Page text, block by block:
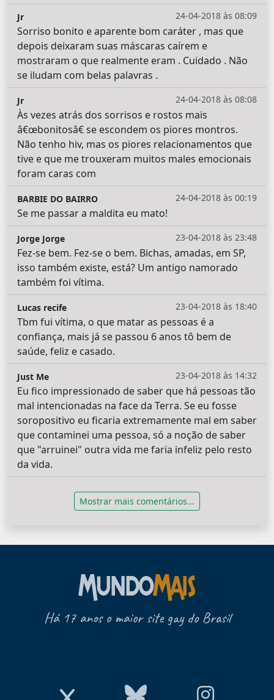
24-04-2018 às 08:09
Jr
Sorriso bonito e aparente bom caráter , mas que
depois deixaram suas máscaras caírem e
mostraram o que realmente eram . Cuidado . Não
se iludam com belas palavras .
24-04-2018 às 08:08
Jr
Às vezes atrás dos sorrisos e rostos mais
â€œbonitosâ€ se escondem os piores montros.
Não tenho hiv, mas os piores relacionamentos que
tive e que me trouxeram muitos males emocionais
foram caras com
24-04-2018 às 00:19
BARBIE DO BAIRRO
Se me passar a maldita eu mato!
23-04-2018 às 23:48
Jorge Jorge
Fez-se bem. Fez-se o bem. Bichas, amadas, em SP,
isso também existe, está? Um antigo namorado
também foi vítima.
23-04-2018 às 18:40
Lucas recife
Tbm fui vítima, o que matar as pessoas é a
confiança, mais já se passou 6 anos tô bem de
saúde, feliz e casado.
23-04-2018 às 14:32
Just Me
Eu fico impressionado de saber que há pessoas tão
mal intencionadas na face da Terra. Se eu fosse
soropositivo eu ficaria extremamente mal em saber
que contaminei uma pessoa, só a noção de saber
que "arruinei" outra vida me faria infeliz pelo resto
da vida.
Mostrar mais comentários...
Há 17 anos o maior site gay do Brasil